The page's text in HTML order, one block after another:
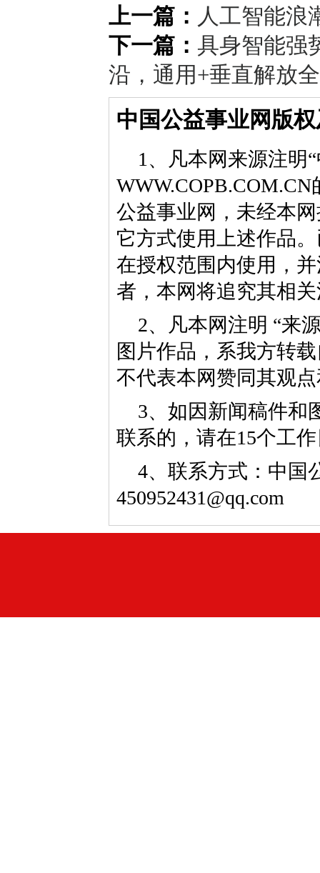
上一篇： 人工智能浪
下一篇： 具身智能强
沿，通用+垂直解放
中国公益事业网版
1、凡本网来源注明
公益事业网，未经本
它方式使用上述作品
在授权范围内使用，
者，本网将追究其相
2、凡本网注明 “来
图片作品，系我方转
不代表本网赞同其观
3、如因新闻稿件和
联系的，请在15个工
4、联系方式：中国
450952431@qq.com